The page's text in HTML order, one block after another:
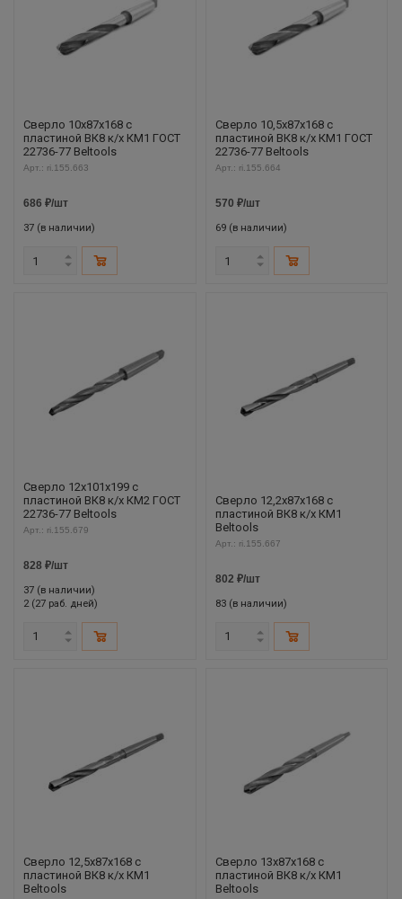
Сверло 10х87х168 с
пластиной ВК8 к/х КМ1 ГОСТ
22736-77 Beltools
Арт.: ri.155.663
686 ₽/шт
37 (в наличии)
Сверло 10,5х87х168 с
пластиной ВК8 к/х КМ1 ГОСТ
22736-77 Beltools
Арт.: ri.155.664
570 ₽/шт
69 (в наличии)
Сверло 12х101х199 с
пластиной ВК8 к/х КМ2 ГОСТ
22736-77 Beltools
Арт.: ri.155.679
828 ₽/шт
37 (в наличии)
2 (27 раб. дней)
Сверло 12,2х87х168 с
пластиной ВК8 к/х КМ1
Beltools
Арт.: ri.155.667
802 ₽/шт
83 (в наличии)
Сверло 12,5х87х168 с
пластиной ВК8 к/х КМ1
Beltools
Сверло 13х87х168 с
пластиной ВК8 к/х КМ1
Beltools